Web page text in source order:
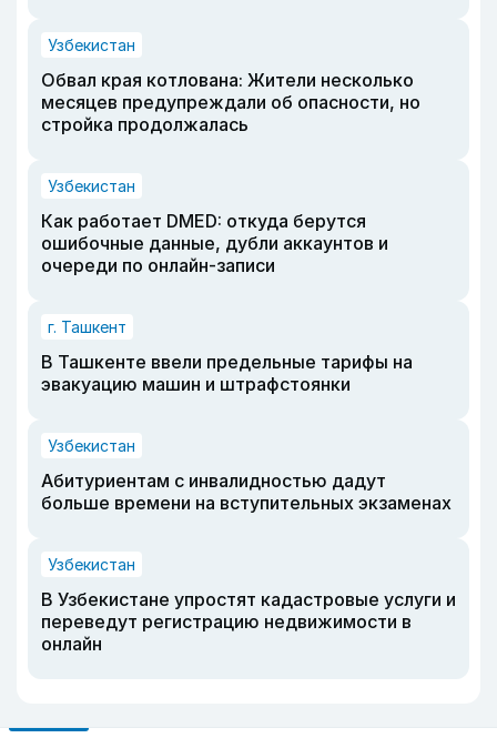
Узбекистан
Обвал края котлована: Жители несколько
месяцев предупреждали об опасности, но
стройка продолжалась
Узбекистан
Как работает DMED: откуда берутся
ошибочные данные, дубли аккаунтов и
очереди по онлайн-записи
г. Ташкент
В Ташкенте ввели предельные тарифы на
эвакуацию машин и штрафстоянки
Узбекистан
Абитуриентам с инвалидностью дадут
больше времени на вступительных экзаменах
Узбекистан
В Узбекистане упростят кадастровые услуги и
переведут регистрацию недвижимости в
онлайн